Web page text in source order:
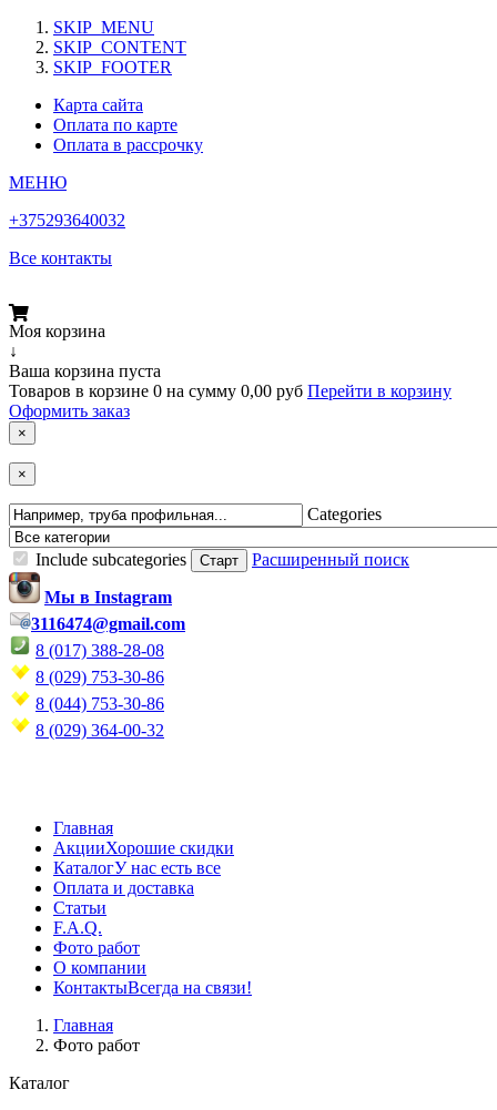
SKIP_MENU
SKIP_CONTENT
SKIP_FOOTER
Карта сайта
Оплата по карте
Оплата в рассрочку
МЕНЮ
+375293640032
Все контакты
Моя корзина
↓
Ваша корзина пуста
Товаров в корзине 0 на сумму 0,00 руб Перейти в корзину
Оформить заказ
×
×
Categories
Include subcategories
Расширенный поиск
Мы в Instagram
3116474@gmail.com
8 (017) 388-28-08
8 (029) 753-30-86
8 (044) 753-30-86
8 (029) 364-00-32
Главная
АкцииХорошие скидки
КаталогУ нас есть все
Оплата и доставка
Статьи
F.A.Q.
Фото работ
О компании
КонтактыВсегда на связи!
Главная
Фото работ
Каталог